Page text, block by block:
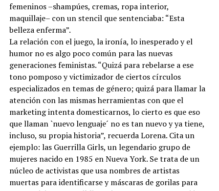
femeninos –shampúes, cremas, ropa interior,
maquillaje– con un stencil que sentenciaba: “Esta
belleza enferma”.
La relación con el juego, la ironía, lo inesperado y el
humor no es algo poco común para las nuevas
generaciones feministas. “Quizá para rebelarse a ese
tono pomposo y victimizador de ciertos círculos
especializados en temas de género; quizá para llamar la
atención con las mismas herramientas con que el
marketing intenta domesticarnos, lo cierto es que eso
que llaman `nuevo lenguaje´ no es tan nuevo y ya tiene,
incluso, su propia historia”, recuerda Lorena. Cita un
ejemplo: las Guerrilla Girls, un legendario grupo de
mujeres nacido en 1985 en Nueva York. Se trata de un
núcleo de activistas que usa nombres de artistas
muertas para identificarse y máscaras de gorilas para